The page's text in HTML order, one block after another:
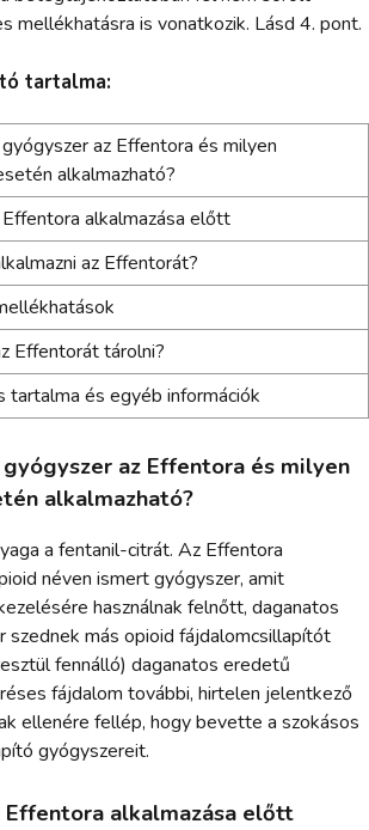
mellékhatásra is vonatkozik. Lásd 4. pont.
tartalma:
az Effentora és milyen
alkalmazható?
alkalmazása előtt
az Effentorát?
Effentorát tárolni?
tartalma és egyéb információk
az Effentora és milyen
alkalmazható?
a fentanil-citrát. Az Effentora
néven ismert gyógyszer, amit
használnak felnőtt, daganatos
szednek más opioid fájdalomcsillapítót
fennálló) daganatos eredetű
fájdalom további, hirtelen jelentkező
ellenére fellép, hogy bevette a szokásos
gyógyszereit.
Effentora alkalmazása előtt